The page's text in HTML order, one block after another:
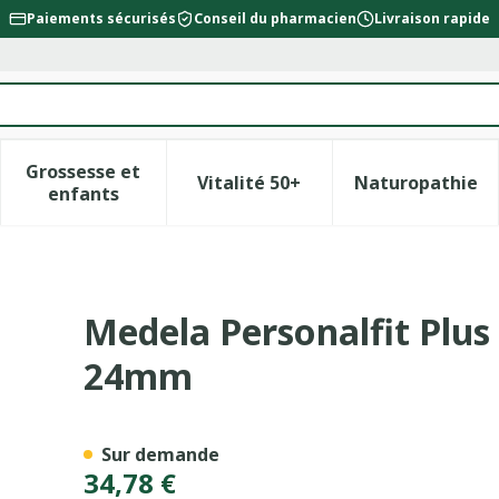
Paiements sécurisés Conseil du pharmacien Livraison rapide
catégorie Beauté, soins et hygiène
sous-menu pour la catégorie Régime, alimentation &
Grossesse et
enfants
Afficher le sous-menu pour la catégorie
Vitalité 50+Afficher le sous-menu pour
Naturopathie
Afficher
Simple Tirelait M 24mm
Medela Personalfit
24mm
34,78 €
Sur demande